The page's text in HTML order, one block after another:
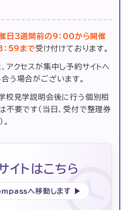
日3週間前の9：00から開催
59まで受け付けております。
アクセスが集中し予約サイトへ
う場合がございます。
校見学説明会後に行う個別相
不要です（当日、受付で整理券
イトはこちら
へ移動します ▶︎